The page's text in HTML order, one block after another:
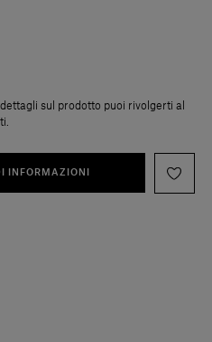
sul prodotto puoi rivolgerti al
INFORMAZIONI